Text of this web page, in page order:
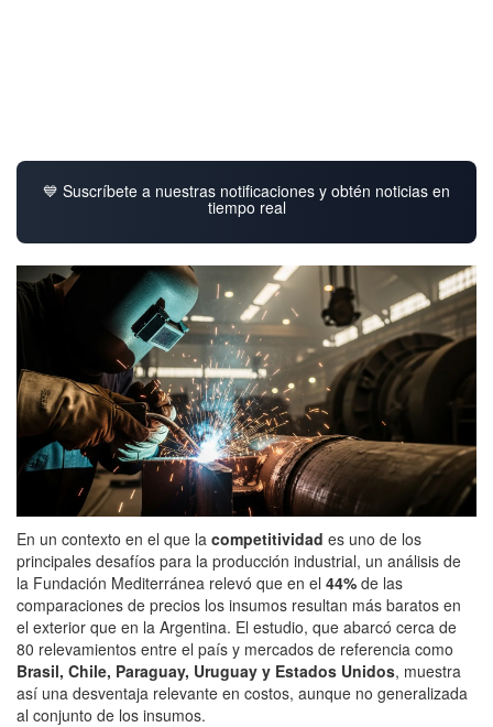
💙 Suscríbete a nuestras notificaciones y obtén noticias en
tiempo real
En un contexto en el que la competitividad es uno de los
principales desafíos para la producción industrial, un análisis de
la Fundación Mediterránea relevó que en el 44% de las
comparaciones de precios los insumos resultan más baratos en
el exterior que en la Argentina. El estudio, que abarcó cerca de
80 relevamientos entre el país y mercados de referencia como
Brasil, Chile, Paraguay, Uruguay y Estados Unidos, muestra
así una desventaja relevante en costos, aunque no generalizada
al conjunto de los insumos.